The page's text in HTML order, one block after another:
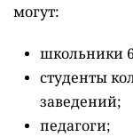
могут:
школьники
студенты
заведений;
педагоги;